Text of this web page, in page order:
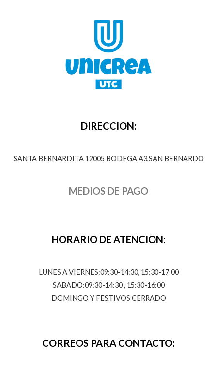
DIRECCION:
SANTA BERNARDITA 12005 BODEGA A3,SAN BERNARDO
MEDIOS DE PAGO
HORARIO DE ATENCION:
LUNES A VIERNES:09:30-14:30, 15:30-17:00
SABADO:09:30-14:30 , 15:30-16:00
DOMINGO Y FESTIVOS CERRADO
CORREOS PARA CONTACTO: